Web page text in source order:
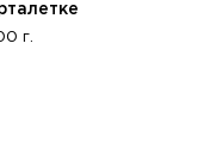
г.